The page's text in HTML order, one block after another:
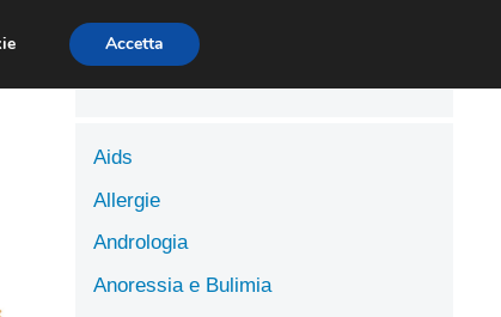
SCIENZE DELL’ALIMENTAZIONE
Aids
Allergie
Andrologia
Anoressia e Bulimia
Accetta